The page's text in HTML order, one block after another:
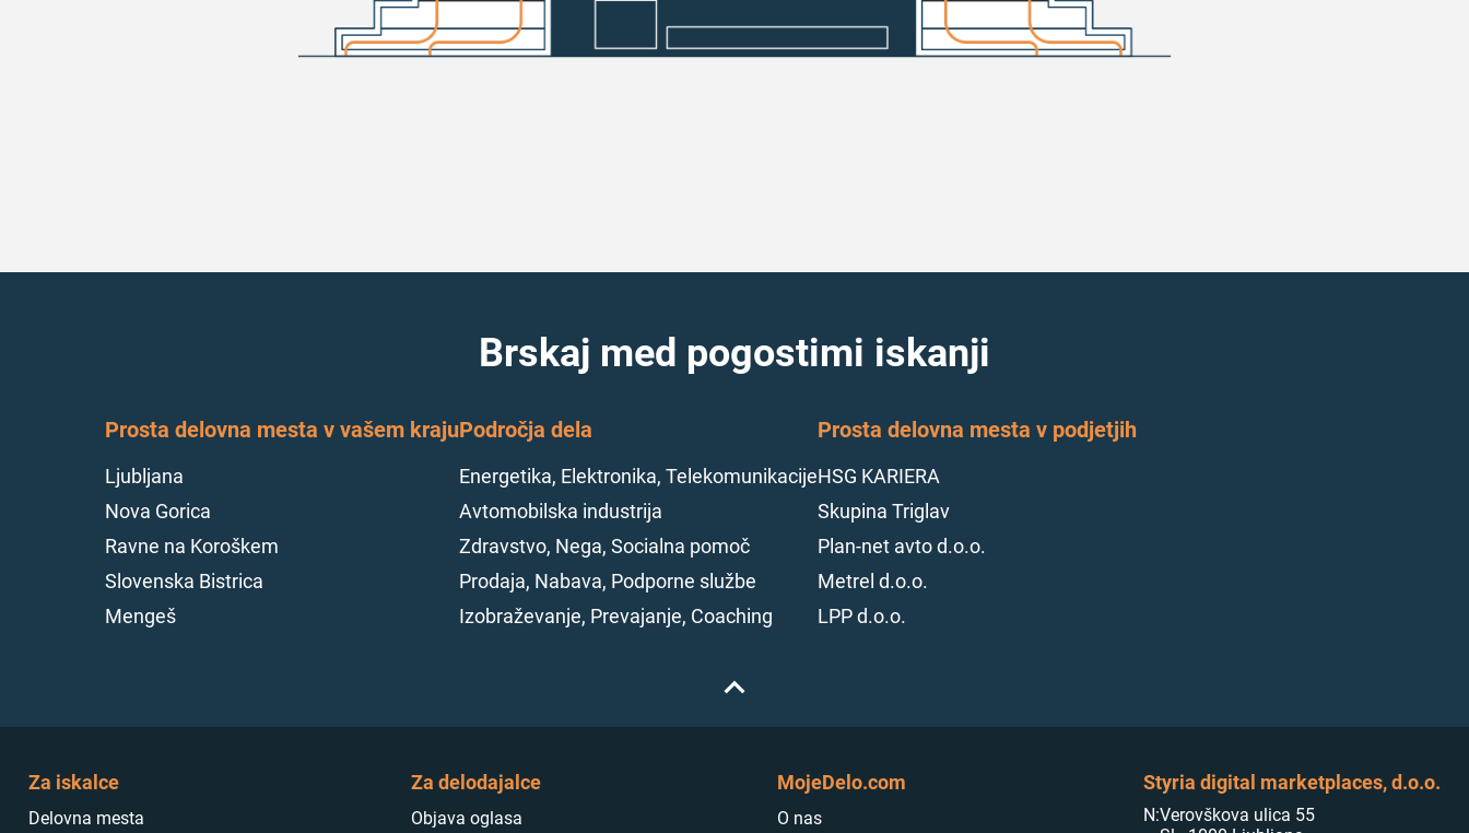
Brskaj med pogostimi iskanji
Prosta delovna mesta v vašem kraju
Ljubljana
Nova Gorica
Ravne na Koroškem
Slovenska Bistrica
Mengeš
Področja dela
Energetika, Elektronika, Telekomunikacije
Avtomobilska industrija
Zdravstvo, Nega, Socialna pomoč
Prodaja, Nabava, Podporne službe
Izobraževanje, Prevajanje, Coaching
Prosta delovna mesta v podjetjih
HSG KARIERA
Skupina Triglav
Plan-net avto d.o.o.
Metrel d.o.o.
LPP d.o.o.
Za iskalce
Delovna mesta
Za delodajalce
Objava oglasa
MojeDelo.com
O nas
Styria digital marketplaces, d.o.o.
N:Verovškova ulica 55